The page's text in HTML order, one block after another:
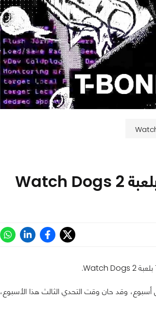
أسبوع، وقد حان وقت التحدي الثالث هذا الأسبوع،